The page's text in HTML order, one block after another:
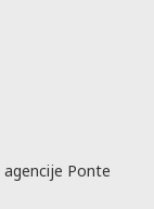
agencije Ponte